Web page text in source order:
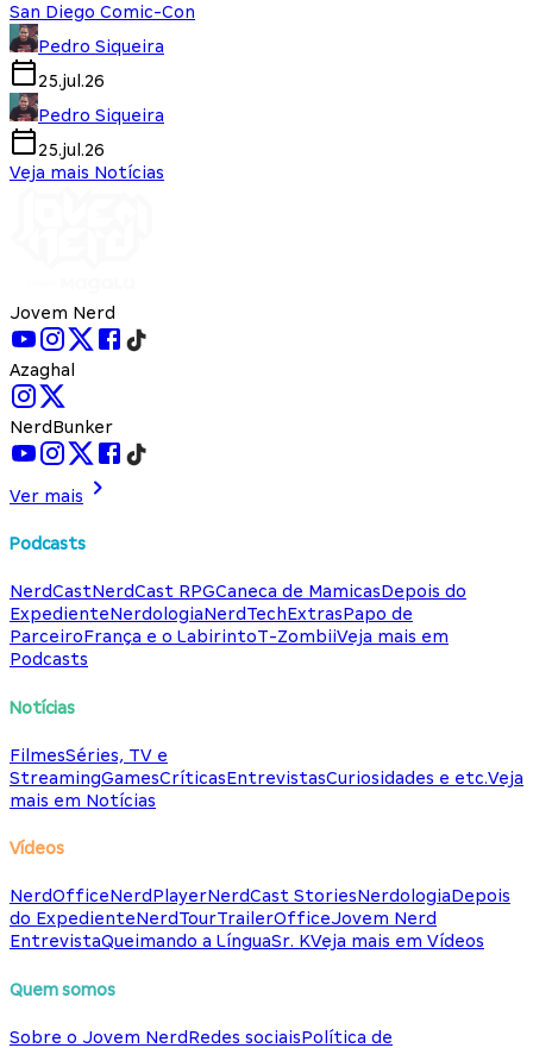
San Diego Comic-Con
Pedro Siqueira
25.jul.26
Pedro Siqueira
25.jul.26
Veja mais Notícias
Jovem Nerd
Azaghal
NerdBunker
Ver mais
Podcasts
NerdCastNerdCast RPGCaneca de MamicasDepois do
ExpedienteNerdologiaNerdTechExtrasPapo de
ParceiroFrança e o LabirintoT-ZombiiVeja mais em
Podcasts
Notícias
FilmesSéries, TV e
StreamingGamesCríticasEntrevistasCuriosidades e etc.Veja
mais em Notícias
Vídeos
NerdOfficeNerdPlayerNerdCast StoriesNerdologiaDepois
do ExpedienteNerdTourTrailerOfficeJovem Nerd
EntrevistaQueimando a LínguaSr. KVeja mais em Vídeos
Quem somos
Sobre o Jovem NerdRedes sociaisPolítica de